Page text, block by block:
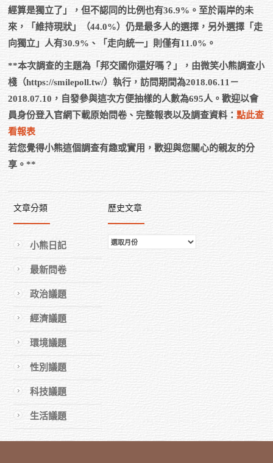
經算是獨立了」，但不認同的比例也有36.9%。至於兩岸的未
來，「維持現狀」（44.0%）仍是最多人的選擇，另外選擇「走
向獨立」人有30.9%、「走向統一」則僅有11.0%。
**本次調查的主題為「邦交國你還好嗎？」，由微笑小熊調查小
棧（https://smilepoll.tw/）執行，訪問期間為2018.06.11－
2018.07.10，自發參與這次方便抽樣的人數為695人。歡迎以會
員身份登入官網下載原始問卷、完整報表以及調查資料：點此查
看報表
若您覺得小熊這個調查有趣或實用，歡迎與您關心的親友的分
享。**
文章分類
小熊日記
最新問卷
政治議題
經濟議題
環境議題
性別議題
科技議題
生活議題
歷史文章
歷